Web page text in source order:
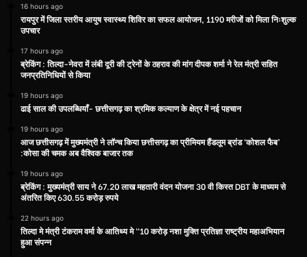
16 hours ago
रायपुर में जिला स्तरीय आयुष स्वास्थ्य शिविर का सफल आयोजन, 1190 मरीजों को मिला निःशुल्क
उपचार
17 hours ago
ब्रेकिंग : तिल्दा-नेवरा में लंबी दूरी की ट्रेनों के ठहराव की मांग दीपक शर्मा ने रेल मंत्री सहित
जनप्रतिनिधियों से किया
19 hours ago
ढाई साल की उपलब्धियाँ- छत्तीसगढ़ का श्रमिक कल्याण के क्षेत्र में नई पहचान
19 hours ago
आज छत्तीसगढ़ में मुख्यमंत्री ने लॉन्च किया छत्तीसगढ़ का प्रीमियम हैंडलूम ब्रांड ‘कोशल फैब’
:कोसा की चमक अब वैश्विक बाजार तक
19 hours ago
ब्रेकिंग : मुख्यमंत्री साय ने 67.20 लाख महतारी वंदन योजना 30 वी किस्त DBT के माध्यम से
अंतरित किए 630.55 करोड़ रुपये
22 hours ago
तिल्दा मे मंत्री टंकराम वर्मा के आतिथ्य मे “10 करोड़ नशा मुक्ति प्रतिज्ञा राष्ट्रीय महाअभियान
हुआ संपन्न